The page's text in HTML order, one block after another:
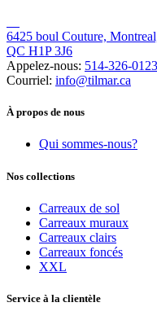
6425 boul Couture,
QC H1P 3J6
Appelez-nous: 514-326-0123
Courriel: info@tilmar.ca
À propos de nous
Qui sommes-nous?
Nos collections
Carreaux de sol
Carreaux muraux
Carreaux clairs
Carreaux foncés
XXL
Service à la clientèle